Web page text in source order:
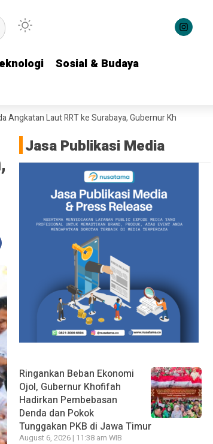
Sosial & Budaya
Sosial & Budaya
Laut RRT ke Surabaya, Gubernur Khofifah Bahas
Jasa Publikasi Media
Ringankan Beban Ekonomi
Ojol, Gubernur Khofifah
Hadirkan Pembebasan
Denda dan Pokok
Tunggakan PKB di Jawa Timur
August 6, 2026 | 11:38 am WIB